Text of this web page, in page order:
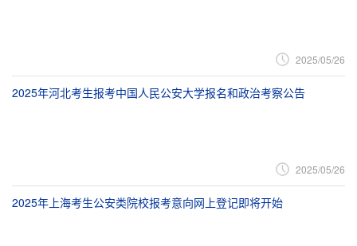
2025/05/26
2025年河北考生报考中国人民公安大学报名和政治考察公告
2025/05/26
2025年上海考生公安类院校报考意向网上登记即将开始